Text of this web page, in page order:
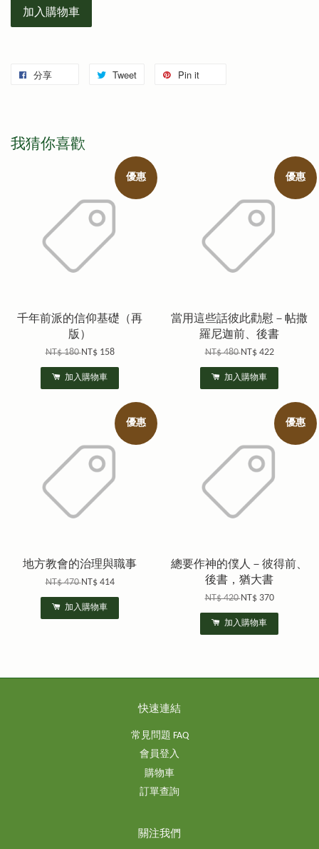
加入購物車
分享 Tweet Pin it
我猜你喜歡
優惠
千年前派的信仰基礎（再
版）
NT$ 180NT$ 158
加入購物車
優惠
當用這些話彼此勸慰－帖撒
羅尼迦前、後書
NT$ 480NT$ 422
加入購物車
優惠
地方教會的治理與職事
NT$ 470NT$ 414
加入購物車
優惠
總要作神的僕人－彼得前、
後書，猶大書
NT$ 420NT$ 370
加入購物車
快速連結
常見問題 FAQ
會員登入
購物車
訂單查詢
關注我們